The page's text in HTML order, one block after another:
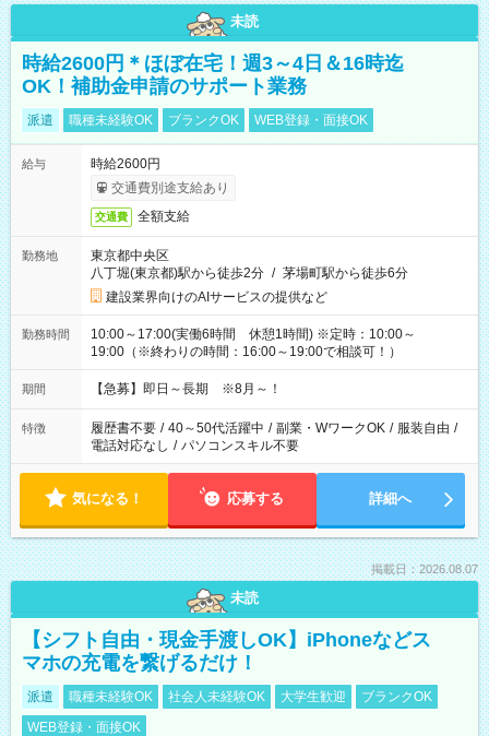
未読
時給2600円＊ほぼ在宅！週3～4日＆16時迄
OK！補助金申請のサポート業務
派遣 職種未経験OK ブランクOK WEB登録・面接OK
給与
時給2600円
交通費別途支給あり
交通費 全額支給
勤務地
東京都中央区
八丁堀(東京都)駅から徒歩2分 / 茅場町駅から徒歩6分
建設業界向けのAIサービスの提供など
勤務時間
10:00～17:00(実働6時間 休憩1時間) ※定時：10:00～
19:00（※終わりの時間：16:00～19:00で相談可！）
期間 【急募】即日～長期 ※8月～！
特徴 履歴書不要 / 40～50代活躍中 / 副業・WワークOK / 服装自由 /
電話対応なし / パソコンスキル不要
気になる！ 応募する 詳細へ
掲載日：2026.08.07
未読
【シフト自由・現金手渡しOK】iPhoneなどス
マホの充電を繋げるだけ！
派遣 職種未経験OK 社会人未経験OK 大学生歓迎
ブランクOK
WEB登録・面接OK